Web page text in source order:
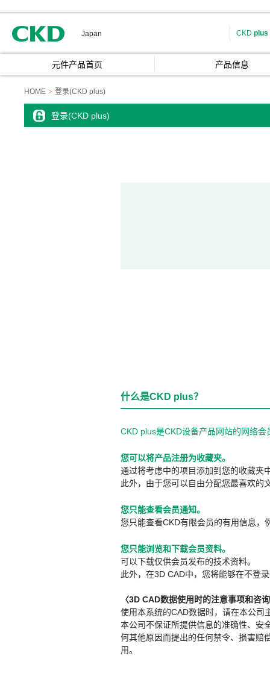
Japan CKD plus
元件产品首页 产品信息
HOME 登录(CKD plus)
登录(CKD plus)
什么是CKD plus？
CKD plus是CKD设备产品网站的网络
您可以将产品注册为收藏夹。
通过将考虑中的项目添加到您的收藏夹
此外，由于您可以自由分配您最喜欢的
您只能查看会员通知。
您只能查看CKD有限会员的有用信息，
您只能浏览和下载会员资料。
可以下载仅供会员发布的技术资料。
此外，在3D CAD中，您将能够在不登
〈3D CAD数据使用时的注意事项和咨
使用本系统的CAD数据时，请在本公司
本公司不保证所提供信息的准确性、安
何其他原因而提出的任何禁令、损害赔
用。